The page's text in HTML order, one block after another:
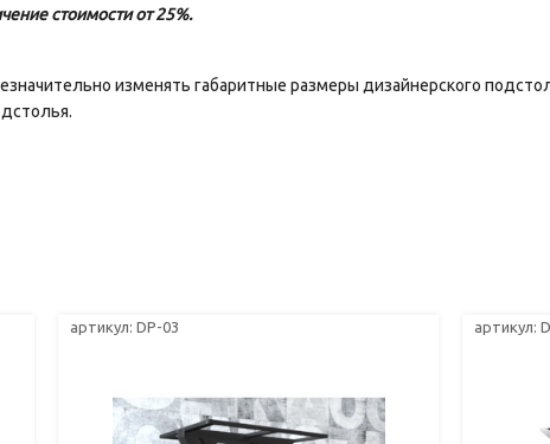
стоимости от 25%.
изменять габаритные размеры дизайнерского
артикул: DP-03 артикул: